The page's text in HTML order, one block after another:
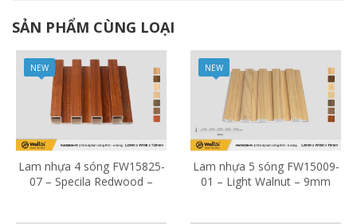
SẢN PHẨM CÙNG LOẠI
NEW
Lam nhựa 4 sóng FW15825-
07 – Specila Redwood –
NEW
Lam nhựa 5 sóng FW15009-
01 – Light Walnut – 9mm